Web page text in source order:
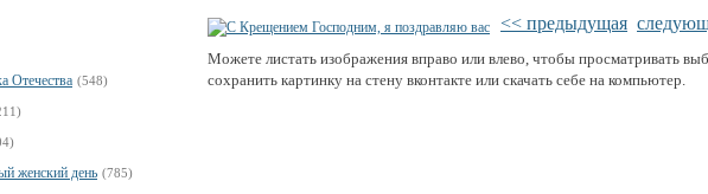
Отечества (548)
женский день (785)
<< предыдущая
Можете листать изображения вправо или влево, чтобы просматривать
сохранить картинку на стену вконтакте или скачать себе на компьютер.